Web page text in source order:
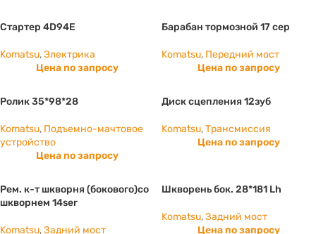
Стартер 4D94E
Komatsu,Электрика
Цена по запросу
Барабан тормозной 17 сер
Komatsu, Передний мост
Цена по запросу
Ролик 35*98*28
Komatsu, Подъемно-мачтовое
устройство
Цена по запросу
Диск сцепления 12зуб
Komatsu,Трансмиссия
Цена по запросу
Рем. к-т шкворня (бокового)со
шкворнем 14ser
Komatsu,Задний мост
Шкворень бок. 28*181 Lh
Komatsu,Задний мост
Цена по запросу